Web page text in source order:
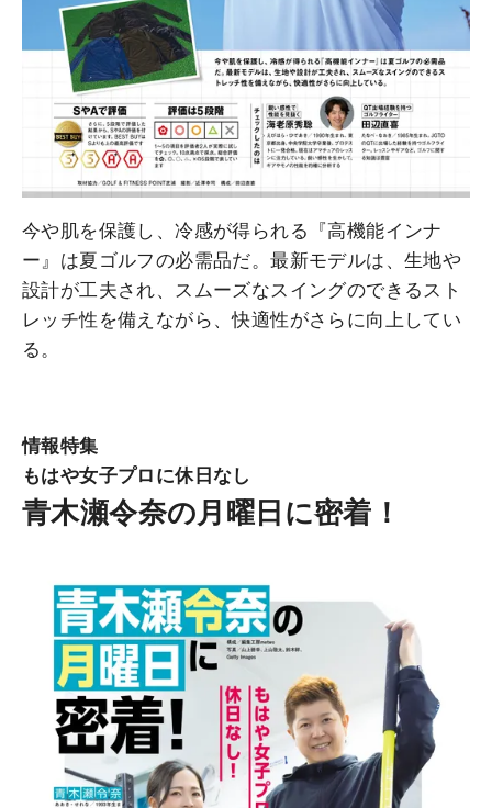
今や肌を保護し、冷感が得られる『高機能インナ
ー』は夏ゴルフの必需品だ。最新モデルは、生地や
設計が工夫され、スムーズなスイングのできるスト
レッチ性を備えながら、快適性がさらに向上してい
る。
情報特集
もはや女子プロに休日なし
青木瀬令奈の月曜日に密着！